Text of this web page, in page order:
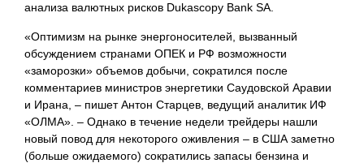
анализа валютных рисков Dukascopy Bank SA.
«Оптимизм на рынке энергоносителей, вызванный
обсуждением странами ОПЕК и РФ возможности
«заморозки» объемов добычи, сократился после
комментариев министров энергетики Саудовской Аравии
и Ирана, – пишет Антон Старцев, ведущий аналитик ИФ
«ОЛМА». – Однако в течение недели трейдеры нашли
новый повод для некоторого оживления – в США заметно
(больше ожидаемого) сократились запасы бензина и